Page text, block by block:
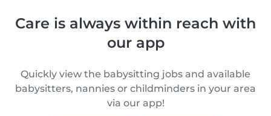
Care is always within reach with
our app
Quickly view the babysitting jobs and available
babysitters, nannies or childminders in your area
via our app!